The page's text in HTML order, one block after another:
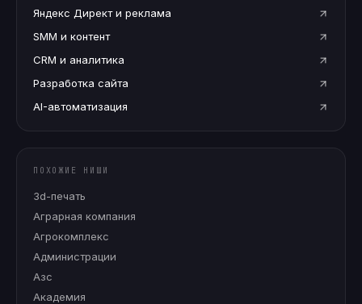
Яндекс Директ и реклама
SMM и контент
CRM и аналитика
Разработка сайта
AI-автоматизация
ПОХОЖИЕ НИШИ
3d-печать
Аграрная компания
Агрокомплекс
Администрации
Азс
Академия